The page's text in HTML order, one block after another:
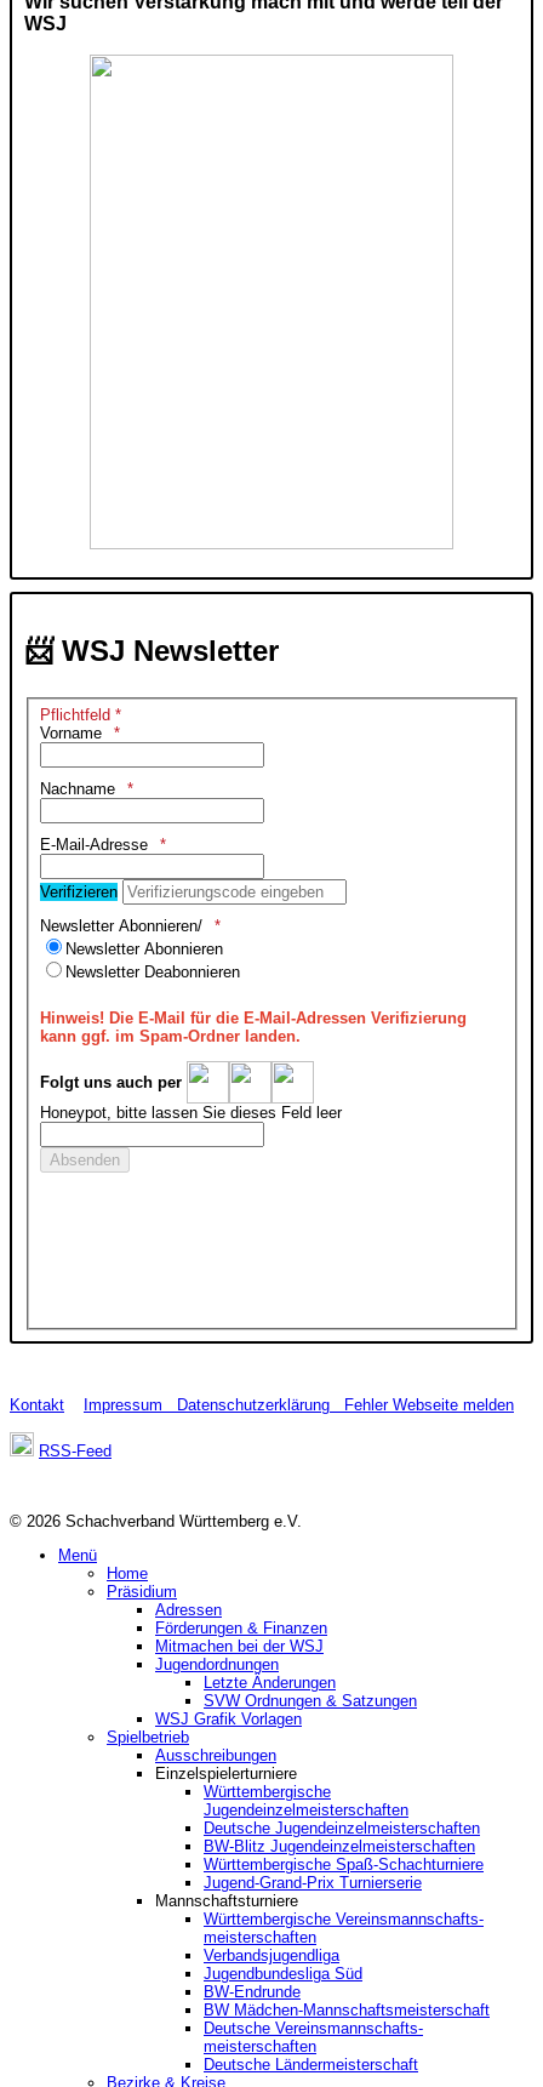
WSJ
📨 WSJ Newsletter
Pflichtfeld *
Vorname
Nachname
E-Mail-Adresse
Verifizieren
Newsletter Abonnieren/
Newsletter Abonnieren
Newsletter Deabonnieren
Hinweis!Die E-Mail für die E-Mail-Adressen Verifizierung
kann ggf. im Spam-Ordner landen.
Folgt uns auch per
Honeypot, bitte lassen Sie dieses Feld leer
Kontakt Impressum Datenschutzerklärung Fehler Webseite melden
RSS-Feed
© 2026 Schachverband Württemberg e.V.
Menü
Home
Präsidium
Adressen
Förderungen & Finanzen
Mitmachen bei der WSJ
Jugendordnungen
Letzte Änderungen
SVW Ordnungen & Satzungen
WSJ Grafik Vorlagen
Spielbetrieb
Ausschreibungen
Einzelspielerturniere
Württembergische
Jugendeinzelmeisterschaften
Deutsche Jugendeinzelmeisterschaften
BW-Blitz Jugendeinzelmeisterschaften
Württembergische Spaß-Schachturniere
Jugend-Grand-Prix Turnierserie
Mannschaftsturniere
Württembergische Vereinsmannschafts-
meisterschaften
Verbandsjugendliga
Jugendbundesliga Süd
BW-Endrunde
BW Mädchen-Mannschaftsmeisterschaft
Deutsche Vereinsmannschafts-
meisterschaften
Deutsche Ländermeisterschaft
Bezirke & Kreise